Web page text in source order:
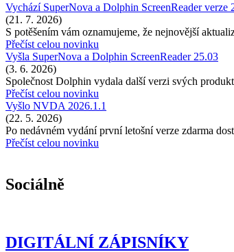
Vychází SuperNova a Dolphin ScreenReader verze
(21. 7. 2026)
S potěšením vám oznamujeme, že nejnovější
Přečíst celou novinku
Vyšla SuperNova a Dolphin ScreenReader 25.03
(3. 6. 2026)
Společnost Dolphin vydala další verzi svých
Přečíst celou novinku
Vyšlo NVDA 2026.1.1
(22. 5. 2026)
Po nedávném vydání první letošní verze zdarma
Přečíst celou novinku
Sociálně
DIGITÁLNÍ ZÁPISNÍKY